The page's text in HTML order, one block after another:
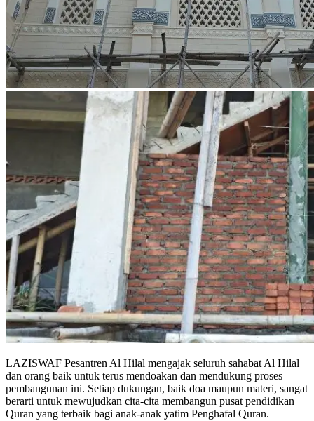
LAZISWAF Pesantren Al Hilal mengajak seluruh sahabat Al Hilal
dan orang baik untuk terus mendoakan dan mendukung proses
pembangunan ini. Setiap dukungan, baik doa maupun materi, sangat
berarti untuk mewujudkan cita-cita membangun pusat pendidikan
Quran yang terbaik bagi anak-anak yatim Penghafal Quran.